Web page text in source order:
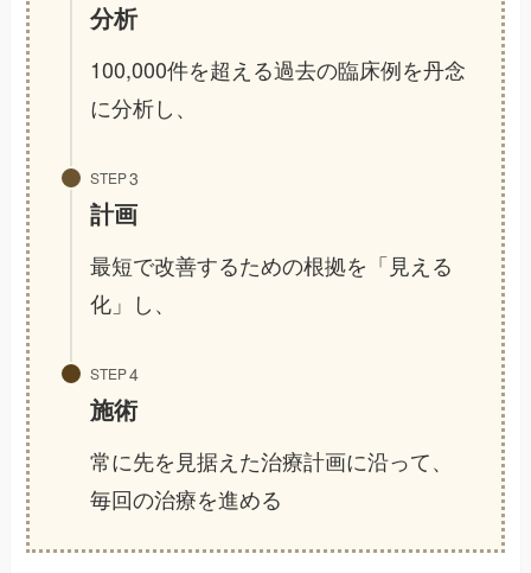
分析
100,000件を超える過去の臨床例を丹念
に分析し、
STEP
計画
最短で改善するための根拠を「見える
化」し、
STEP
施術
常に先を見据えた治療計画に沿って、
毎回の治療を進める